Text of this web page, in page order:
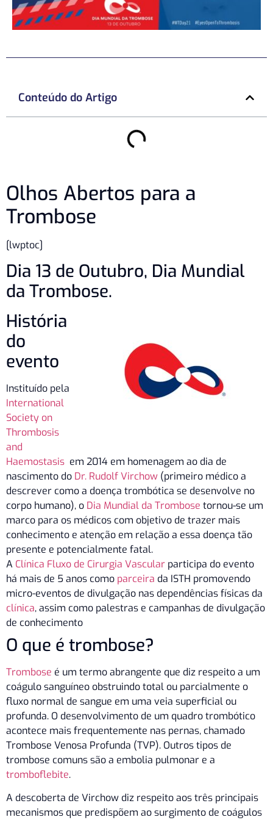
Conteúdo do Artigo
Olhos Abertos para a
Trombose
[lwptoc]
Dia 13 de Outubro, Dia Mundial
da Trombose.
História
do
evento
Instituído pela
International
Society on
Thrombosis
and
Haemostasis em 2014 em homenagem ao dia de
nascimento do Dr. Rudolf Virchow (primeiro médico a
descrever como a doença trombótica se desenvolve no
corpo humano), o Dia Mundial da Trombose tornou-se um
marco para os médicos com objetivo de trazer mais
conhecimento e atenção em relação a essa doença tão
presente e potencialmente fatal.
A Clínica Fluxo de Cirurgia Vascular participa do evento
há mais de 5 anos como parceira da ISTH promovendo
micro-eventos de divulgação nas dependências físicas da
clínica, assim como palestras e campanhas de divulgação
de conhecimento
O que é trombose?
Trombose é um termo abrangente que diz respeito a um
coágulo sanguíneo obstruindo total ou parcialmente o
fluxo normal de sangue em uma veia superficial ou
profunda. O desenvolvimento de um quadro trombótico
acontece mais frequentemente nas pernas, chamado
Trombose Venosa Profunda (TVP). Outros tipos de
trombose comuns são a embolia pulmonar e a
tromboflebite.
A descoberta de Virchow diz respeito aos três principais
mecanismos que predispõem ao surgimento de coágulos